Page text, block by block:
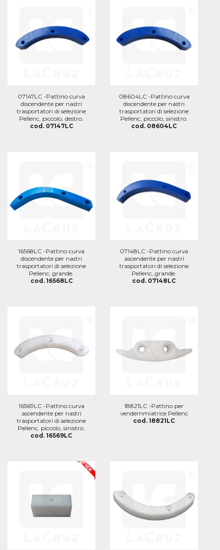
07147LC -Pattino curva
discendente per nastri
trasportatori di selezione
Pellenc, piccolo, destro.
cod. 07147LC
08604LC -Pattino curva
discendente per nastri
trasportatori di selezione
Pellenc, piccolo, sinistro.
cod. 08604LC
16568LC -Pattino curva
discendente per nastri
trasportatori di selezione
Pellenc, grande.
cod. 16568LC
07148LC -Pattino curva
ascendente per nastri
trasportatori di selezione
Pellenc, grande.
cod. 07148LC
16569LC -Pattino curva
ascendente per nastri
trasportatori di selezione
Pellenc, piccolo, sinistro.
cod. 16569LC
18821LC -Pattino per
vendemmiatrice Pellenc
cod. 18821LC